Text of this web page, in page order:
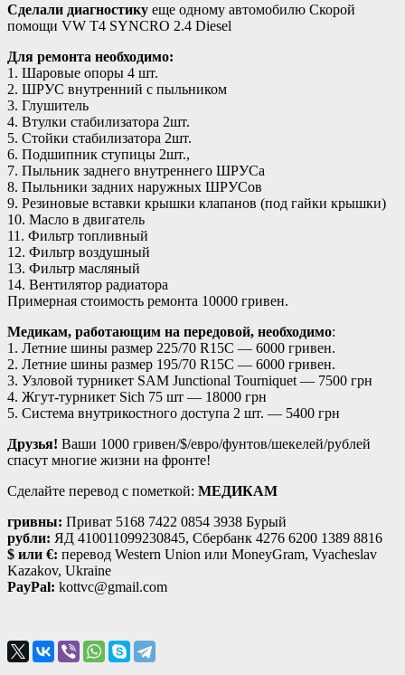
Сделали диагностику еще одному автомобилю Скорой
помощи VW T4 SYNCRO 2.4 Diesel
Для ремонта необходимо:
1. Шаровые опоры 4 шт.
2. ШРУС внутренний с пыльником
3. Глушитель
4. Втулки стабилизатора 2шт.
5. Стойки стабилизатора 2шт.
6. Подшипник ступицы 2шт.,
7. Пыльник заднего внутреннего ШРУСа
8. Пыльники задних наружных ШРУСов
9. Резиновые вставки крышки клапанов (под гайки крышки)
10. Масло в двигатель
11. Фильтр топливный
12. Фильтр воздушный
13. Фильтр масляный
14. Вентилятор радиатора
Примерная стоимость ремонта 10000 гривен.
Медикам, работающим на передовой, необходимо:
1. Летние шины размер 225/70 R15C — 6000 гривен.
2. Летние шины размер 195/70 R15C — 6000 гривен.
3. Узловой турникет SAM Junctional Tourniquet — 7500 грн
4️. Жгут-турникет Sich 75 шт — 18000 грн
5️. Система внутрикостного доступа 2 шт. — 5400 грн
Друзья! Ваши 1000 гривен/$/евро/фунтов/шекелей/рублей
спасут многие жизни на фронте!
Сделайте перевод с пометкой: МЕДИКАМ
гривны: Приват 5168 7422 0854 3938 Бурый
рубли: ЯД 410011099230845, Сбербанк 4276 6200 1389 8816
$ или €: перевод Western Union или MoneyGram, Vyacheslav
Kazakov, Ukraine
PayPal: kottvc@gmail.com